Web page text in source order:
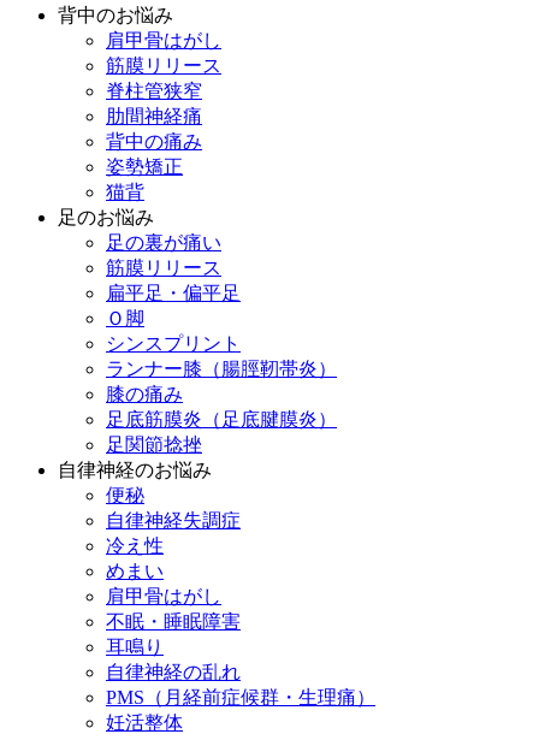
背中のお悩み
肩甲骨はがし
筋膜リリース
脊柱管狭窄
肋間神経痛
背中の痛み
姿勢矯正
猫背
足のお悩み
足の裏が痛い
筋膜リリース
扁平足・偏平足
Ｏ脚
シンスプリント
ランナー膝（腸脛靭帯炎）
膝の痛み
足底筋膜炎（足底腱膜炎）
足関節捻挫
自律神経のお悩み
便秘
自律神経失調症
冷え性
めまい
肩甲骨はがし
不眠・睡眠障害
耳鳴り
自律神経の乱れ
PMS（月経前症候群・生理痛）
妊活整体